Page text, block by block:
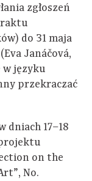
zgłoszeń
do 31 maja
Janáčová,
w języku
przekraczać
dniach 17–18
on the
No.